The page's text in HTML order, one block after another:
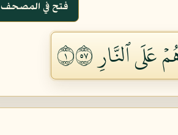
فتح في المصحف
ٱلنَّارِ ١٧٥